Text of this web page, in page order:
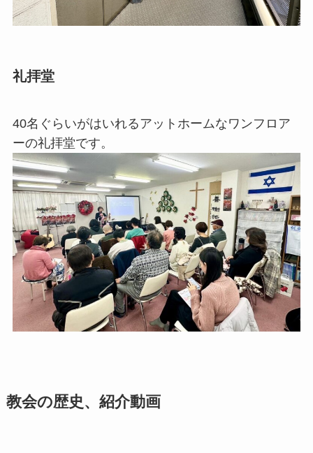
礼拝堂
40名ぐらいがはいれるアットホームなワンフロア
ーの礼拝堂です。
教会の歴史、紹介動画